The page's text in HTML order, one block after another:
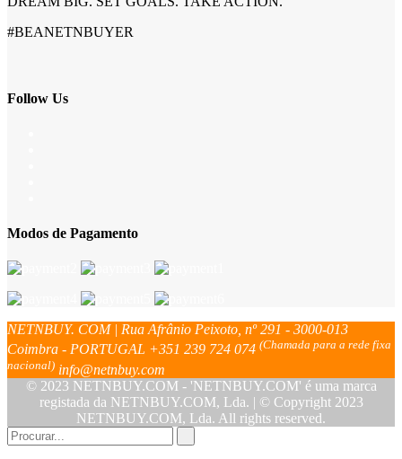
#BEANETNBUYER
Follow Us
Modos de Pagamento
NETNBUY. COM | Rua Afrânio Peixoto, nº 291 - 3000-013
Coimbra - PORTUGAL +351 239 724 074 (Chamada para a rede fixa
nacional) info@netnbuy.com
© 2023 NETNBUY.COM - 'NETNBUY.COM' é uma marca
registada da NETNBUY.COM, Lda. | © Copyright 2023
NETNBUY.COM, Lda. All rights reserved.